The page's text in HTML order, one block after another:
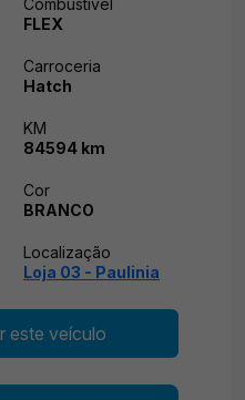
Combustível
FLEX
Carroceria
Hatch
KM
84594 km
Cor
BRANCO
Localização
Loja 03 - Paulinia
este veículo